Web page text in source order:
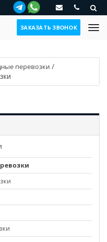
ЗАКАЗАТЬ ЗВОНОК
перевозки /